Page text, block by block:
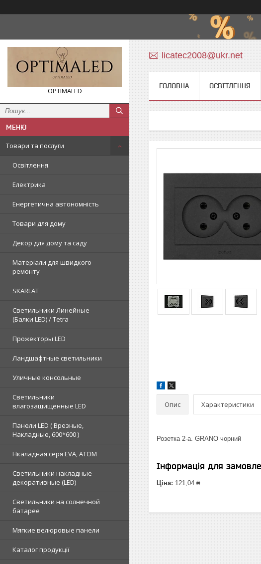
OPTIMALED
Товари та послуги
Освітлення
Електрика
Енергетична автономність
Товари для дому
Декор для дому та саду
Матеріали для швидкого
ремонту
SKARLAT
Светильники Линейные
(Балки LED) / Tetra
Прожекторы LED
Ландшафтные светильники
Уличные консольные
Светильники
влагозащищенные LED
Панели LED ( Врезные,
Накладные, 600*600 )
Нкаладная серя EVA, ATOM
Светильники накладные
декоративные (LED)
Светильники на солнечной
батарее
Мягкие велюровые панели
Каталог продукції
licatec2008@ukr.net
ГОЛОВНА ОСВІТЛЕННЯ
Опис Характеристики
Розетка 2-а. GRANO чорний
Інформація для
Ціна: 121,04 ₴